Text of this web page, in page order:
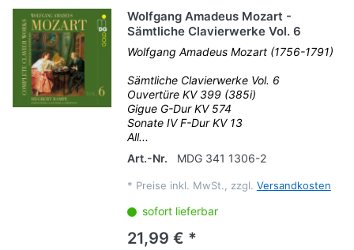
Wolfgang Amadeus Mozart -
Sämtliche Clavierwerke Vol. 6
Wolfgang Amadeus Mozart (1756-1791)
Sämtliche Clavierwerke Vol. 6
Ouvertüre KV 399 (385i)
Gigue G-Dur KV 574
Sonate IV F-Dur KV 13
All...
Art.-Nr.
MDG 341 1306-2
* Preise inkl. MwSt., zzgl. Versandkosten
sofort lieferbar
21,99 € *